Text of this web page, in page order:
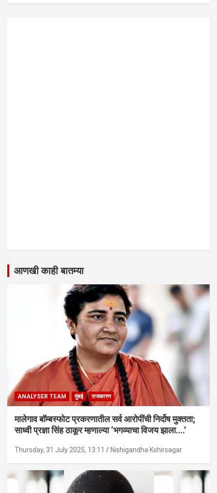
आणखी काही बातम्या
ANALYSER TEAM मुंबई राजकारण
मालेगाव बॉम्बस्फोट प्रकरणातील सर्व आरोपींची निर्दोष मुक्तता;
साध्वी प्रज्ञा सिंह ठाकूर म्हणाल्या ‘भगव्याचा विजय झाला….’
Thursday, 31 July 2025, 13:11 Nishigandha Kshirsagar